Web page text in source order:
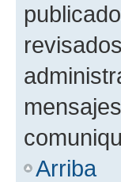
Arriba